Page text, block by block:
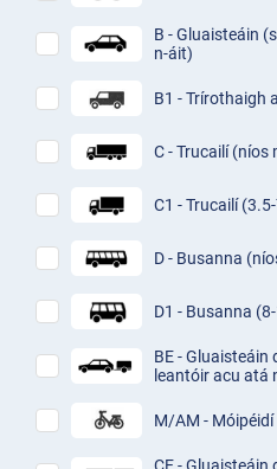
B - Gluaisteáin
n-áit)
B1 - Trírothaigh
C - Trucailí (níos
C1 - Trucailí
D - Busanna
D1 - Busanna
BE - Gluaisteáin
leantóir acu atá
M/AM - Móipéidí